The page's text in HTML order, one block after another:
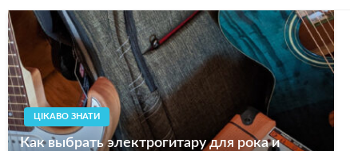
ЦІКАВО ЗНАТИ
Как выбрать электрогитару для рока и